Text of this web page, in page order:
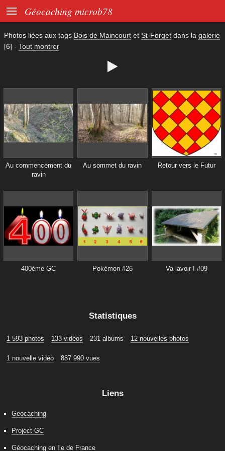
 Géocaching microb78
Photos liées aux tags Bois de Maincourt et St-Forget dans la galerie
[6] - Tout montrer

Au commencement du
ravin
Au sommet du ravin Retour vers le Futur
400ème GC Pokémon #26 Va lavoir ! #09
Statistiques
1 593 photos 133 vidéos 231 albums 12 nouvelles photos
1 nouvelle vidéo 887 990 vues
Liens
Geocaching
Project GC
Géocaching en Ile de France